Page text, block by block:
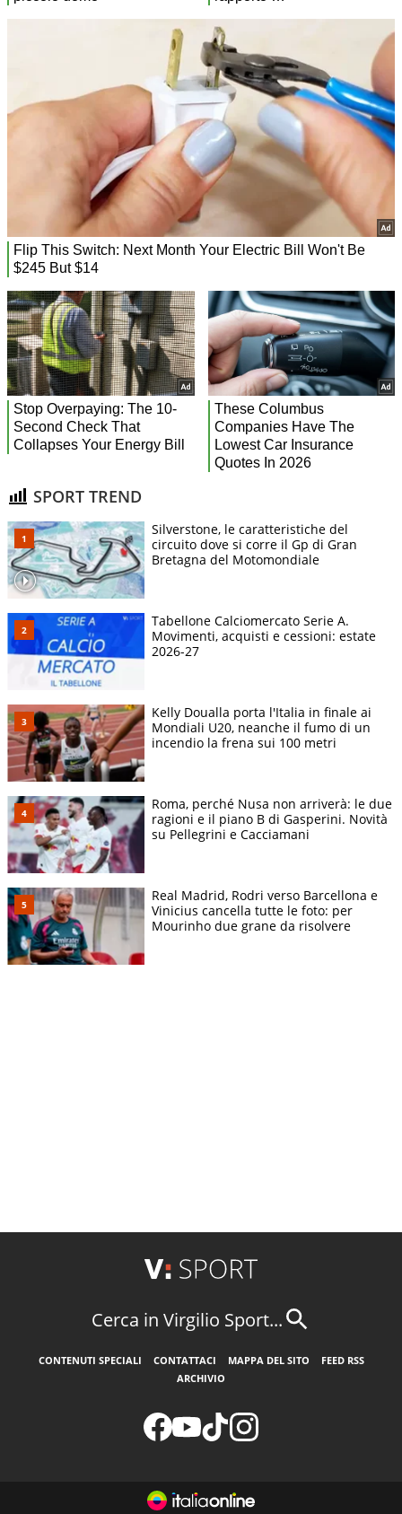
SPORT TREND
Silverstone, le caratteristiche del
circuito dove si corre il Gp di Gran
Bretagna del Motomondiale
Tabellone Calciomercato Serie A.
Movimenti, acquisti e cessioni: estate
2026-27
Kelly Doualla porta l'Italia in finale ai
Mondiali U20, neanche il fumo di un
incendio la frena sui 100 metri
Roma, perché Nusa non arriverà: le due
ragioni e il piano B di Gasperini. Novità
su Pellegrini e Cacciamani
Real Madrid, Rodri verso Barcellona e
Vinicius cancella tutte le foto: per
Mourinho due grane da risolvere
Cerca in Virgilio Sport...
CONTENUTI SPECIALI CONTATTACI MAPPA DEL SITO
FEED RSS
ARCHIVIO